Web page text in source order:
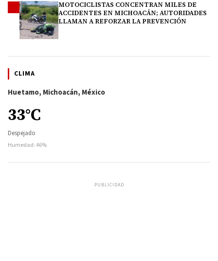
MOTOCICLISTAS CONCENTRAN MILES DE
ACCIDENTES EN MICHOACÁN; AUTORIDADES
LLAMAN A REFORZAR LA PREVENCIÓN
CLIMA
Huetamo, Michoacán, México
33°C
Despejado
Humedad: 46%
PUBLICIDAD